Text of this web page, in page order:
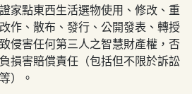
家點東西生活選物使用、修改、重
作、散布、發行、公開發表、轉授
侵害任何第三人之智慧財產權，否
損害賠償責任（包括但不限於訴訟
）。